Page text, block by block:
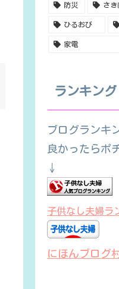
防災 さき
ひるおび
家電
ランキング
ブログランキ
良かったらポ
↓
子供なし夫婦ラ
にほんブログ